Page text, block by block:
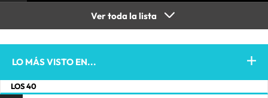
Ver toda la lista
LO MÁS VISTO EN...
LOS 40